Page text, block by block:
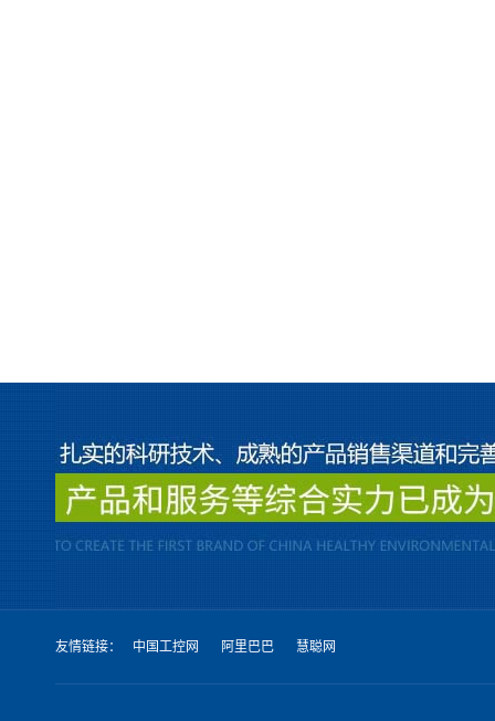
友情链接： 中国工控网 阿里巴巴 慧聪网